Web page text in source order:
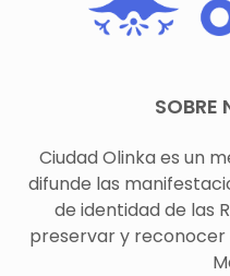
SOBRE
Ciudad Olinka es un
difunde las
de identidad de las
preservar y reconocer